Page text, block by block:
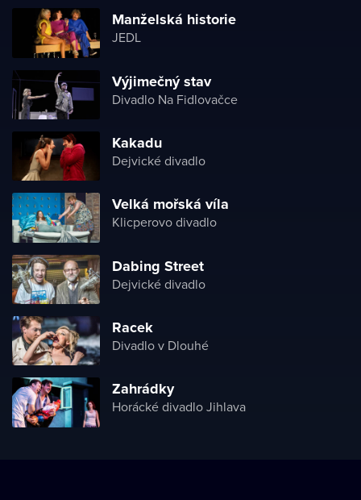
Manželská historie
JEDL
Výjimečný stav
Divadlo Na Fidlovačce
Kakadu
Dejvické divadlo
Velká mořská víla
Klicperovo divadlo
Dabing Street
Dejvické divadlo
Racek
Divadlo v Dlouhé
Zahrádky
Horácké divadlo Jihlava